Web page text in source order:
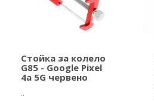
Стойка за колело
G85 - Google Pixel
4a 5G червено
..